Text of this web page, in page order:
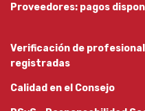
Proveedores: pagos
Verificación de
registradas
Calidad en el Consejo